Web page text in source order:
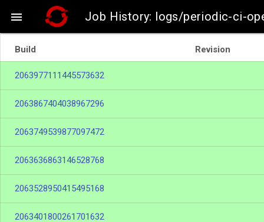
 Job History: logs/periodic-ci-
Build Revision
2063977111445573632
2063867404038967296
2063749539877097472
2063636863146528768
2063528950415495168
2063401800261701632